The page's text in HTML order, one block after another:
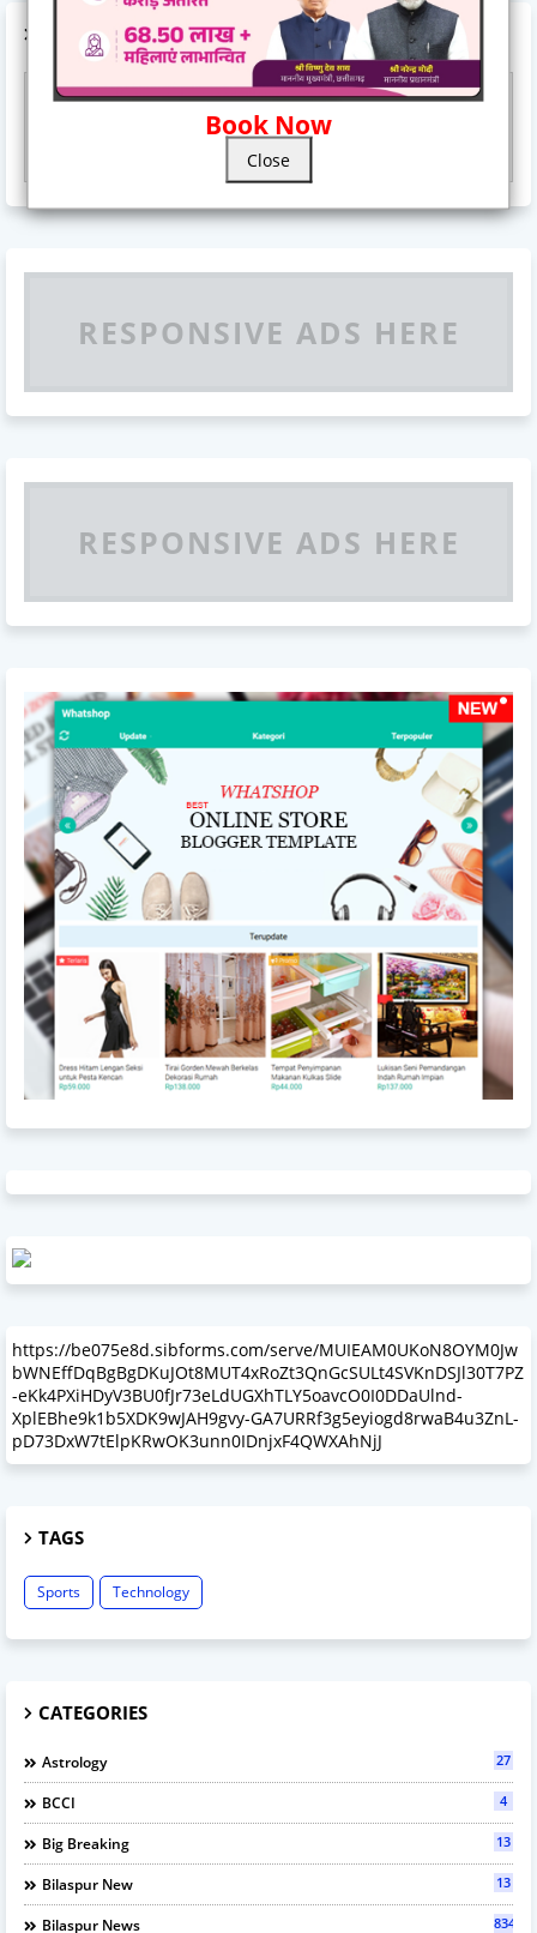
Book Now
Close
AD CODE
Responsive Advertisement
RESPONSIVE ADS HERE
RESPONSIVE ADS HERE
https://be075e8d.sibforms.com/serve/MUIEAM0UKoN8OYM0Jw
bWNEffDqBgBgDKuJOt8MUT4xRoZt3QnGcSULt4SVKnDSJl30T7PZ
-eKk4PXiHDyV3BU0fJr73eLdUGXhTLY5oavcO0I0DDaUlnd-
XplEBhe9k1b5XDK9wJAH9gvy-GA7URRf3g5eyiogd8rwaB4u3ZnL-
pD73DxW7tElpKRwOK3unn0IDnjxF4QWXAhNjJ
TAGS
Sports Technology
CATEGORIES
Astrology 27
BCCI 4
Big Breaking 13
Bilaspur New 13
Bilaspur News 834